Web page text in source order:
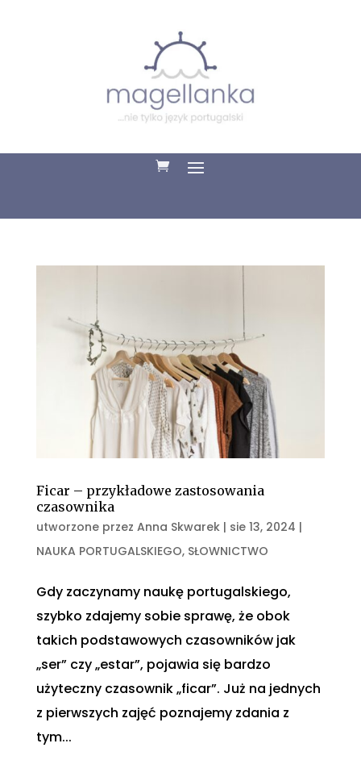
Ficar – przykładowe zastosowania
czasownika
utworzone przez Anna Skwarek| sie 13, 2024 |
NAUKA PORTUGALSKIEGO, SŁOWNICTWO
Gdy zaczynamy naukę portugalskiego,
szybko zdajemy sobie sprawę, że obok
takich podstawowych czasowników jak
„ser” czy „estar”, pojawia się bardzo
użyteczny czasownik „ficar”. Już na jednych
z pierwszych zajęć poznajemy zdania z
tym...